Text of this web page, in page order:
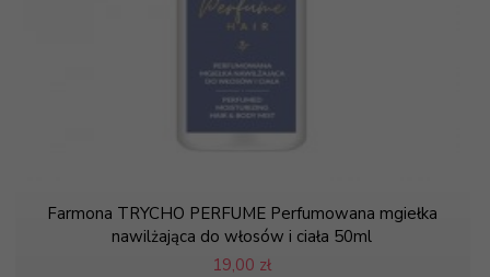
Farmona TRYCHO PERFUME Perfumowana mgiełka
nawilżająca do włosów i ciała 50ml
19,00 zł